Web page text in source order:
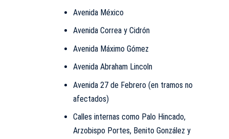
Avenida México
Avenida Correa y Cidrón
Avenida Máximo Gómez
Avenida Abraham Lincoln
Avenida 27 de Febrero (en tramos no
afectados)
Calles internas como Palo Hincado,
Arzobispo Portes, Benito González y